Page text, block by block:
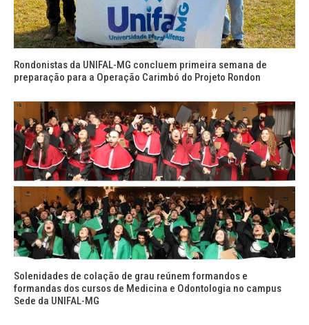
Rondonistas da UNIFAL-MG concluem primeira semana de
preparação para a Operação Carimbó do Projeto Rondon
Solenidades de colação de grau reúnem formandos e
formandas dos cursos de Medicina e Odontologia no campus
Sede da UNIFAL-MG